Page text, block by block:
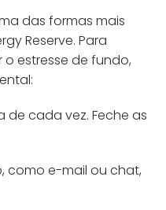
das formas mais
Reserve. Para
estresse de fundo,
de cada vez. Feche as
como e-mail ou chat,